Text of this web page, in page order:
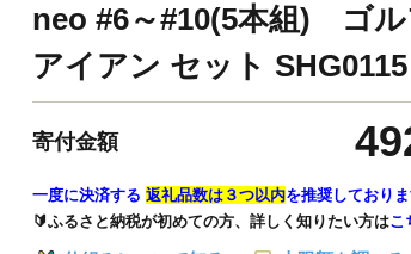
neo #6～#10(5本組) ゴル
アイアン セット SHG0115
寄付金額
一度に決済する 返礼品数は３つ以内を推奨しておりま
🔰ふるさと納税が初めての方、詳しく知りたい方はこ